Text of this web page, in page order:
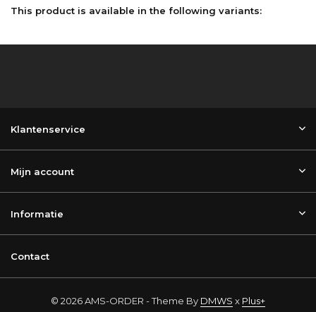
This product is available in the following variants:
Klantenservice
Mijn account
Informatie
Contact
© 2026 AMS-ORDER - Theme By DMWS x Plus+